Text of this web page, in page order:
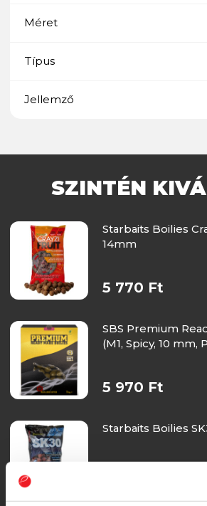
Méret
Típus
Jellemző
SZINTÉN
Starbaits Boilies
14mm
5 770 Ft
SBS Premium
(M1, Spicy, 10 mm,
5 970 Ft
Starbaits Boilies